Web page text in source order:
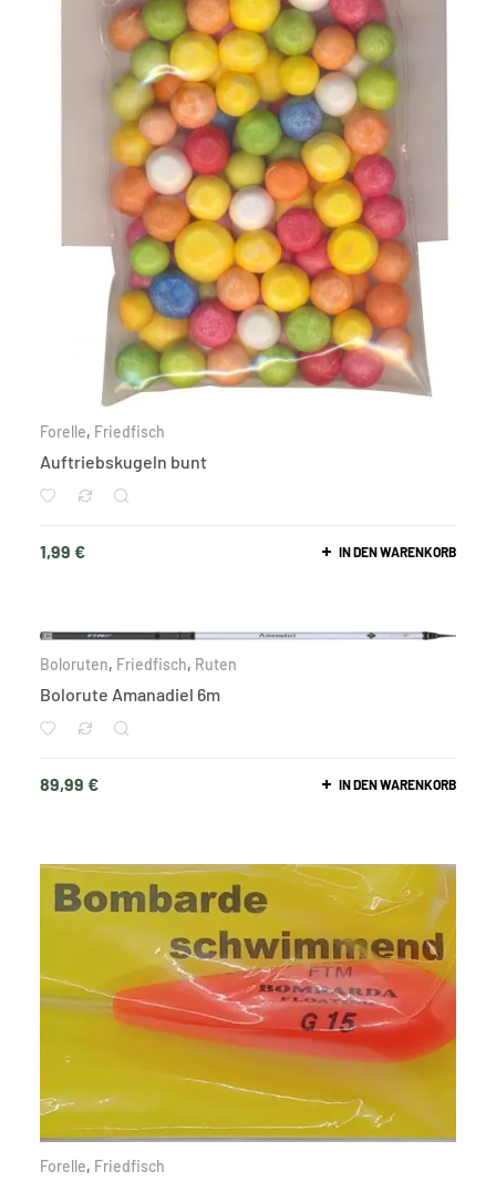
Forelle, Friedfisch
Auftriebskugeln bunt
1,99 € IN DEN WARENKORB
Boloruten, Friedfisch, Ruten
Bolorute Amanadiel 6m
89,99 € IN DEN WARENKORB
Forelle, Friedfisch